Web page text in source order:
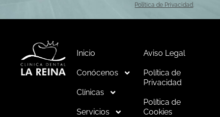
Política de Privacidad
Inicio
Conócenos
Clínicas
Servicios
Aviso Legal
Política de
Privacidad
Política de
Cookies